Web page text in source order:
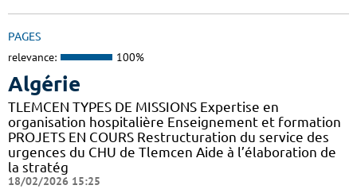
PAGES
relevance: 100%
Algérie
TLEMCEN TYPES DE MISSIONS Expertise en
organisation hospitalière Enseignement et formation
PROJETS EN COURS Restructuration du service des
urgences du CHU de Tlemcen Aide à l’élaboration de
la stratég
18/02/2026 15:25